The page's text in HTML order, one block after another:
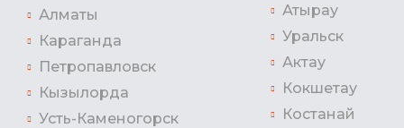
Алматы
Караганда
Петропавловск
Кызылорда
Усть-Каменогорск
Атырау
Уральск
Актау
Кокшетау
Костанай